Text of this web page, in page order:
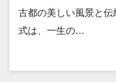
古都の美しい風景と
式は、一生の…